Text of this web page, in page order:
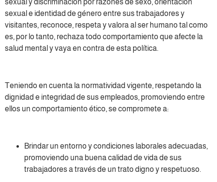
sexual y discriminación por razones de sexo, orientación
sexual e identidad de género entre sus trabajadores y
visitantes, reconoce, respeta y valora al ser humano tal como
es, por lo tanto, rechaza todo comportamiento que afecte la
salud mental y vaya en contra de esta política.
Teniendo en cuenta la normatividad vigente, respetando la
dignidad e integridad de sus empleados, promoviendo entre
ellos un comportamiento ético, se compromete a:
Brindar un entorno y condiciones laborales adecuadas,
promoviendo una buena calidad de vida de sus
trabajadores a través de un trato digno y respetuoso.